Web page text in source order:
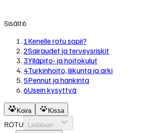
Sisältö
1Kenelle rotu sopii?
2Sairaudet ja terveysriskit
3Ylläpito- ja hoitokulut
4Turkinhoito, liikunta ja arki
5Pennut ja hankinta
6Usein kysyttyä
Koira Kissa
ROTU Ladataan...